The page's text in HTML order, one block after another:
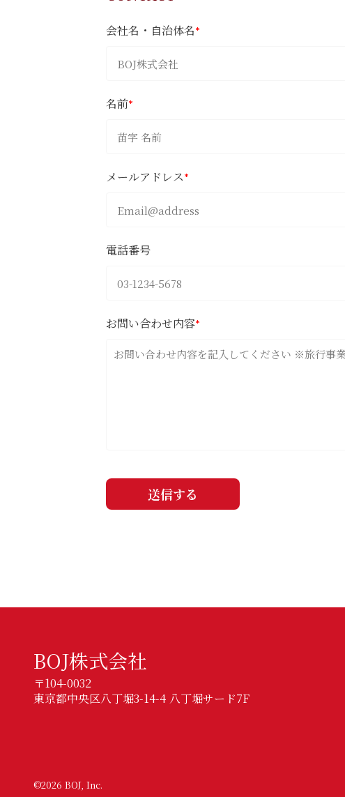
会社名・自治体名*
名前*
メールアドレス*
電話番号
お問い合わせ内容*
送信する
BOJ株式会社
〒104-0032
東京都中央区八丁堀3-14-4 八丁堀サード7F
©2026 BOJ, Inc.